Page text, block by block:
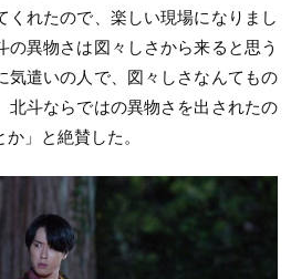
くれたので、楽しい現場になりまし
の異物さは図々しさから来ると思う
気遣いの人で、図々しさなんてもの
北斗ならではの異物さを出されたの
」と絶賛した。